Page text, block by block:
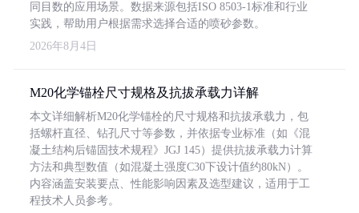
同目数的应用场景。数据来源包括ISO 8503-1标准和行业
实践，帮助用户根据需求选择合适的喷砂参数。
2026年8月4日
M20化学锚栓尺寸规格及抗拔承载力详解
本文详细解析M20化学锚栓的尺寸规格和抗拔承载力，包
括螺杆直径、钻孔尺寸等参数，并依据专业标准（如《混
凝土结构后锚固技术规程》JGJ 145）提供抗拔承载力计算
方法和典型数值（如混凝土强度C30下设计值约80kN）。
内容涵盖安装要点、性能影响因素及选型建议，适用于工
程技术人员参考。